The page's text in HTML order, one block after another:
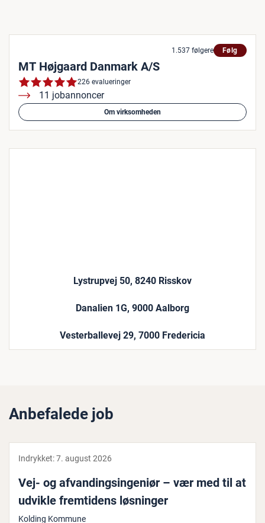
1.537 følgere Følg
MT Højgaard Danmark A/S
226 evalueringer
11 jobannoncer
Om virksomheden
Lystrupvej 50, 8240 Risskov
Danalien 1G, 9000 Aalborg
Vesterballevej 29, 7000 Fredericia
Anbefalede job
Indrykket:7. august 2026
Vej- og af­van­dings­in­ge­ni­ør – vær med til at
udvikle frem­ti­dens løsninger
Kolding Kommune